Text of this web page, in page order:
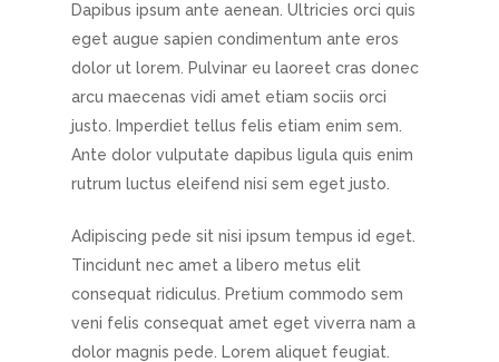
Dapibus ipsum ante aenean. Ultricies orci quis
eget augue sapien condimentum ante eros
dolor ut lorem. Pulvinar eu laoreet cras donec
arcu maecenas vidi amet etiam sociis orci
justo. Imperdiet tellus felis etiam enim sem.
Ante dolor vulputate dapibus ligula quis enim
rutrum luctus eleifend nisi sem eget justo.
Adipiscing pede sit nisi ipsum tempus id eget.
Tincidunt nec amet a libero metus elit
consequat ridiculus. Pretium commodo sem
veni felis consequat amet eget viverra nam a
dolor magnis pede. Lorem aliquet feugiat.